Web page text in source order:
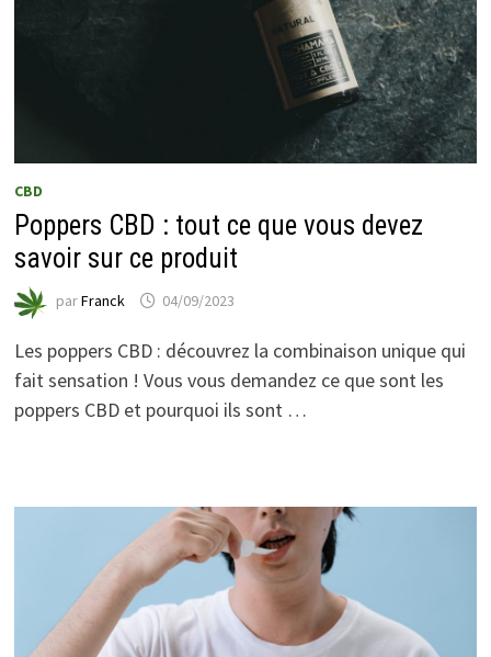
CBD
Poppers CBD : tout ce que vous devez
savoir sur ce produit
parFranck 04/09/2023
Les poppers CBD : découvrez la combinaison unique qui
fait sensation ! Vous vous demandez ce que sont les
poppers CBD et pourquoi ils sont …